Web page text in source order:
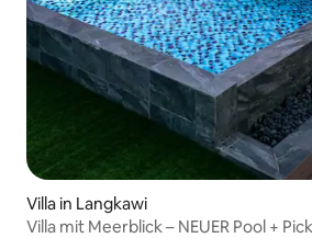
Villa in Langkawi
Villa mit Meerblick – NEUER Pool +